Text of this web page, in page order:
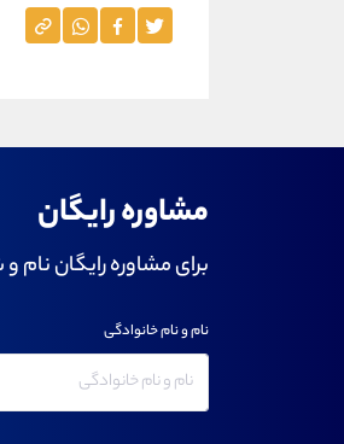
مشاوره رایگان
برای مشاوره رایگان نام
نام و نام خانوادگی